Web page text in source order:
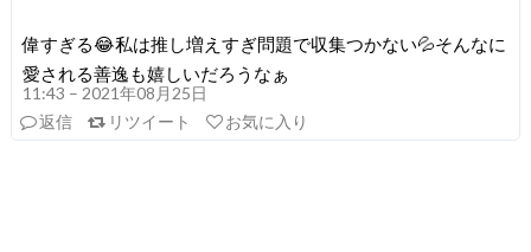
偉すぎる😂私は推し増えすぎ問題で収集つかない💦そんなに
愛される善逸も嬉しいだろうなぁ
11:43 – 2021年08月25日
返信
リツイート お気に入り